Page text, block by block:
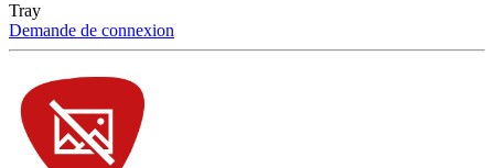
Tray
Demande de connexion